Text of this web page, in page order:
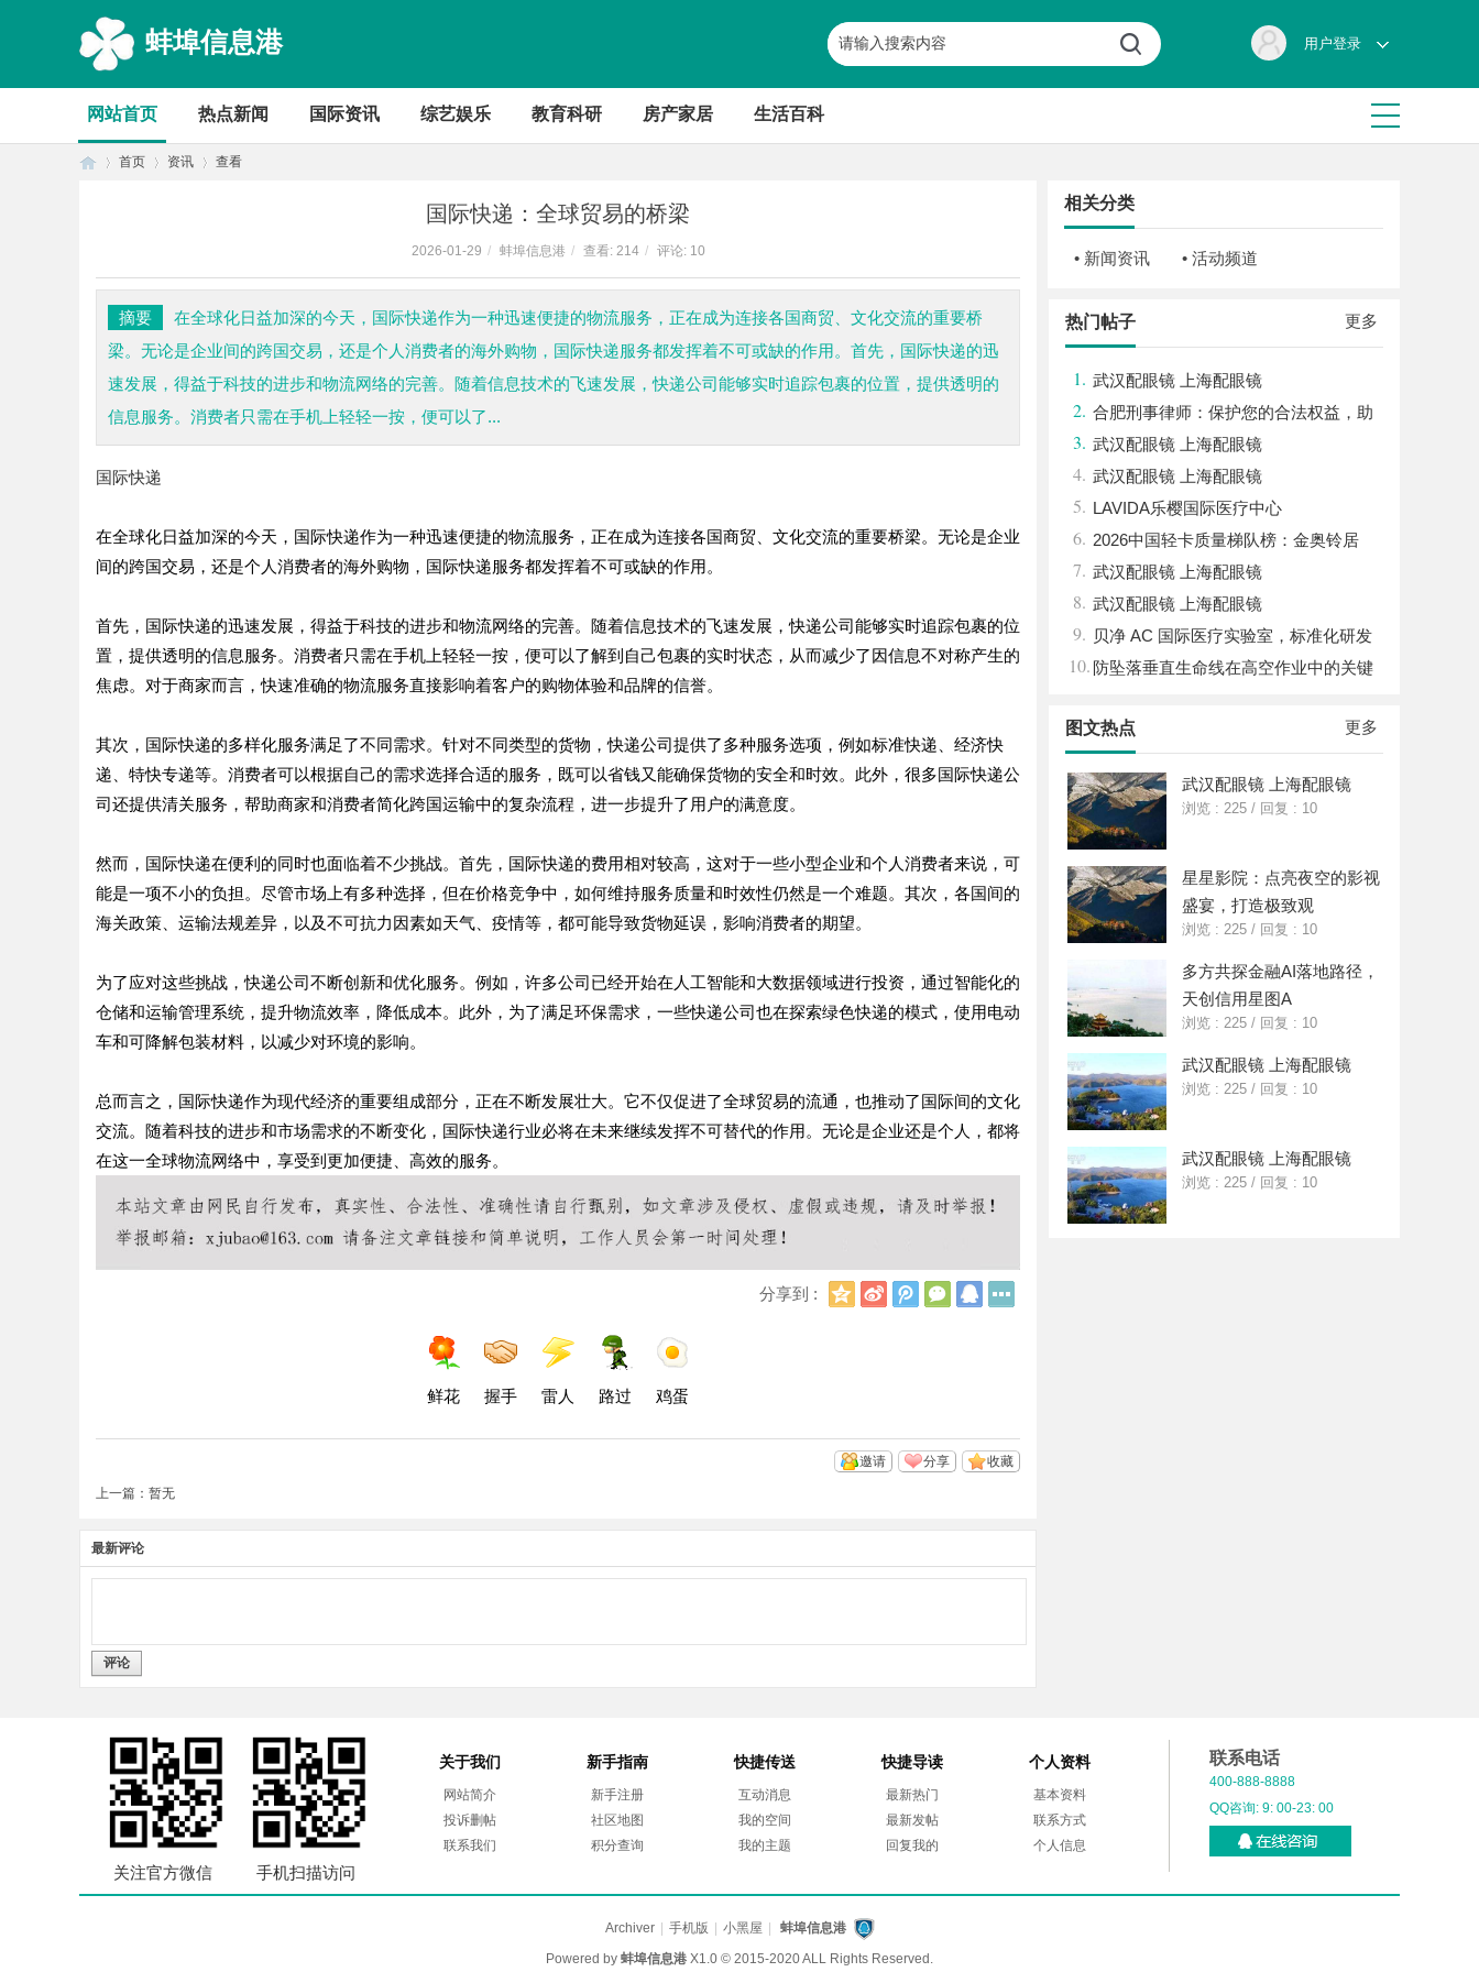
蚌埠信息港 用户登录
网站首页 热点新闻 国际资讯 综艺娱乐 教育科研 房产家居 生活百科
首页 资讯 查看
国际快递：全球贸易的桥梁
2026-01-29 / 蚌埠信息港 / 查看: 214 / 评论: 10
摘要
在全球化日益加深的今天，国际快递作为一种迅速便捷的物流服务，正在成为连接各国商贸、文化交流的重要桥
梁。无论是企业间的跨国交易，还是个人消费者的海外购物，国际快递服务都发挥着不可或缺的作用。首先，国际快递的迅
速发展，得益于科技的进步和物流网络的完善。随着信息技术的飞速发展，快递公司能够实时追踪包裹的位置，提供透明的
信息服务。消费者只需在手机上轻轻一按，便可以了...
国际快递
在全球化日益加深的今天，国际快递作为一种迅速便捷的物流服务，正在成为连接各国商贸、文化交流的重要桥梁。无论是企业
间的跨国交易，还是个人消费者的海外购物，国际快递服务都发挥着不可或缺的作用。
首先，国际快递的迅速发展，得益于科技的进步和物流网络的完善。随着信息技术的飞速发展，快递公司能够实时追踪包裹的位
置，提供透明的信息服务。消费者只需在手机上轻轻一按，便可以了解到自己包裹的实时状态，从而减少了因信息不对称产生的
焦虑。对于商家而言，快速准确的物流服务直接影响着客户的购物体验和品牌的信誉。
其次，国际快递的多样化服务满足了不同需求。针对不同类型的货物，快递公司提供了多种服务选项，例如标准快递、经济快
递、特快专递等。消费者可以根据自己的需求选择合适的服务，既可以省钱又能确保货物的安全和时效。此外，很多国际快递公
司还提供清关服务，帮助商家和消费者简化跨国运输中的复杂流程，进一步提升了用户的满意度。
然而，国际快递在便利的同时也面临着不少挑战。首先，国际快递的费用相对较高，这对于一些小型企业和个人消费者来说，可
能是一项不小的负担。尽管市场上有多种选择，但在价格竞争中，如何维持服务质量和时效性仍然是一个难题。其次，各国间的
海关政策、运输法规差异，以及不可抗力因素如天气、疫情等，都可能导致货物延误，影响消费者的期望。
为了应对这些挑战，快递公司不断创新和优化服务。例如，许多公司已经开始在人工智能和大数据领域进行投资，通过智能化的
仓储和运输管理系统，提升物流效率，降低成本。此外，为了满足环保需求，一些快递公司也在探索绿色快递的模式，使用电动
车和可降解包装材料，以减少对环境的影响。
总而言之，国际快递作为现代经济的重要组成部分，正在不断发展壮大。它不仅促进了全球贸易的流通，也推动了国际间的文化
交流。随着科技的进步和市场需求的不断变化，国际快递行业必将在未来继续发挥不可替代的作用。无论是企业还是个人，都将
在这一全球物流网络中，享受到更加便捷、高效的服务。
分享到 :
Q
新
浪
腾
讯
微
信
Q
鲜花 握手 雷人 路过 鸡蛋
收藏
分享
邀请
上一篇：暂无
最新评论
评论
相关分类
• 新闻资讯 • 活动频道
更多
热门帖子
1. 武汉配眼镜 上海配眼镜
2. 合肥刑事律师：保护您的合法权益，助
您走出法律困境
3. 武汉配眼镜 上海配眼镜
4. 武汉配眼镜 上海配眼镜
5. LAVIDA乐樱国际医疗中心
6. 2026中国轻卡质量梯队榜：金奥铃居
首，奥铃全系硬核品质全解析
7. 武汉配眼镜 上海配眼镜
8. 武汉配眼镜 上海配眼镜
9. 贝净 AC 国际医疗实验室，标准化研发
体系全解析
10. 防坠落垂直生命线在高空作业中的关键
更多
图文热点
武汉配眼镜 上海配眼镜
浏览 : 225 / 回复 : 10
星星影院：点亮夜空的影视
盛宴，打造极致观
浏览 : 225 / 回复 : 10
多方共探金融AI落地路径，
天创信用星图A
浏览 : 225 / 回复 : 10
武汉配眼镜 上海配眼镜
浏览 : 225 / 回复 : 10
武汉配眼镜 上海配眼镜
浏览 : 225 / 回复 : 10
关注官方微信 手机扫描访问
关于我们
网站简介
投诉删帖
联系我们
新手指南
新手注册
社区地图
积分查询
快捷传送
互动消息
我的空间
我的主题
快捷导读
最新热门
最新发帖
回复我的
个人资料
基本资料
联系方式
个人信息
联系电话
400-888-8888
QQ咨询: 9: 00-23: 00
Archiver 手机版 小黑屋
蚌埠信息港
Powered by 蚌埠信息港 X1.0 © 2015-2020 ALL Rights Reserved.